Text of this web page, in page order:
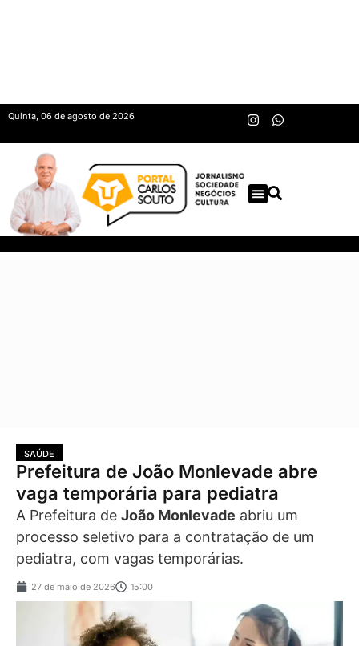
Quinta, 06 de agosto de 2026
SAÚDE
Prefeitura de João Monlevade abre
vaga temporária para pediatra
A Prefeitura de João Monlevade abriu um
processo seletivo para a contratação de um
pediatra, com vagas temporárias.
27 de maio de 2026 15:00